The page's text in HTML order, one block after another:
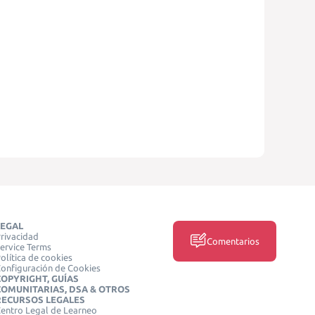
Terms
de cookies
de Cookies
GUÍAS
DSA & OTROS
LEGALES
Legal de Learneo
Comentarios